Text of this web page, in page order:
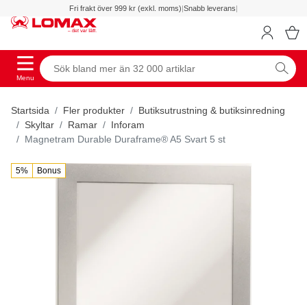
Fri frakt över 999 kr (exkl. moms)|Snabb leverans|
Menu
Startsida Fler produkter
Butiksutrustning & butiksinredning
Skyltar
Ramar
Inforam
Magnetram Durable Duraframe® A5 Svart 5 st
5% Bonus